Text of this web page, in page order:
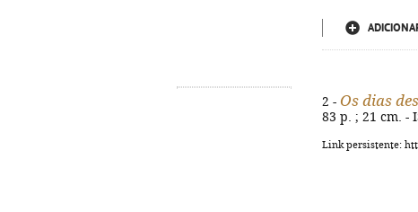
2 - Os dias
83 p. ; 21 cm. -
Link persistente: